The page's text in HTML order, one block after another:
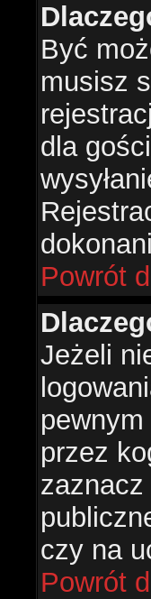
Być
musisz
dla
Powrót
Jeżeli
przez
czy na
Powrót